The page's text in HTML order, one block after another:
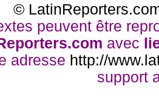
©
peuvent être
avec
adresse http://
support